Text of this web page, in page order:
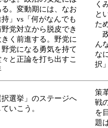
。変動期には、なお
」vs「何がなんでも
党対立から脱皮でき
く前進する。野党に
党になる勇気を持て
と正論を打ち出すこ
く
と
た
政
ん
な
択
選挙」のステージへ
いこう。
策
戦
を
題